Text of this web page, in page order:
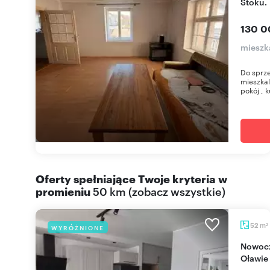
130
Do
pokój ,
Oferty spełniające Twoje kryteria w
promieniu50 km (zobacz wszystkie)
WYRÓŻNIONE 52 m2
Nowoczesne 3-pokojowe mieszkanie premium w